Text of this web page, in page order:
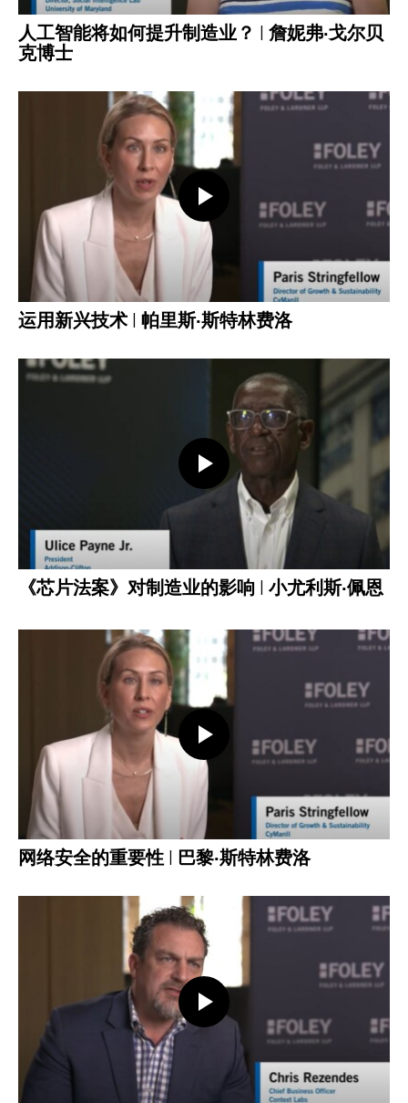
人工智能将如何提升制造业？ | 詹妮弗·戈尔贝
克博士
打开视频
运用新兴技术 | 帕里斯·斯特林费洛
打开视频
《芯片法案》对制造业的影响 | 小尤利斯·佩恩
打开视频
网络安全的重要性 | 巴黎·斯特林费洛
打开视频